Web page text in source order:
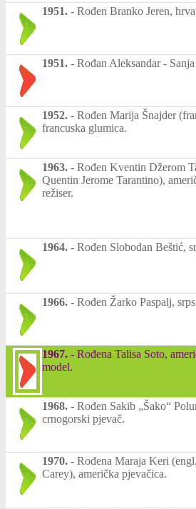
1951. - Rođen Branko Jeren,
1951. - Rođan Aleksandar -
1952. - Rođen Marija Šnajder
francuska glumica.
1963. - Rođen Kventin Džerom
Quentin Jerome Tarantino),
režiser.
1964. - Rođen Slobodan Beštić,
1966. - Rođen Žarko Paspalj,
1967. - Rođena Talisa Soto,
model.
1968. - Rođen Sakib „Šako“
crnogorski pjevač.
1970. - Rođena Maraja Keri
Carey), američka pjevačica.